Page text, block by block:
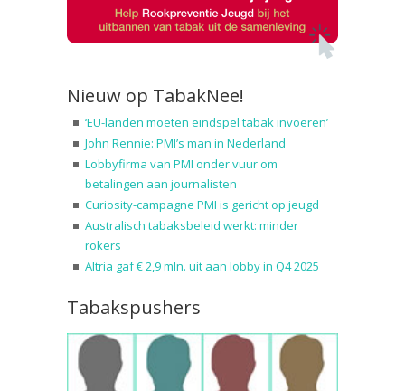
Nieuw op TabakNee!
‘EU-landen moeten eindspel tabak invoeren’
John Rennie: PMI’s man in Nederland
Lobbyfirma van PMI onder vuur om
betalingen aan journalisten
Curiosity-campagne PMI is gericht op jeugd
Australisch tabaksbeleid werkt: minder
rokers
Altria gaf € 2,9 mln. uit aan lobby in Q4 2025
Tabakspushers